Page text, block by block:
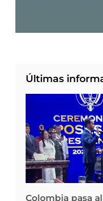
Últimas
Colombia pasa